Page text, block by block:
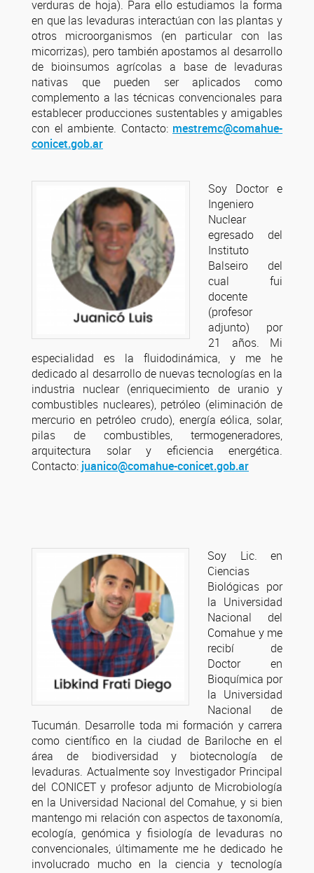
verduras de hoja). Para ello estudiamos la forma
en que las levaduras interactúan con las plantas y
otros microorganismos (en particular con las
micorrizas), pero también apostamos al desarrollo
de bioinsumos agrícolas a base de levaduras
nativas que pueden ser aplicados como
complemento a las técnicas convencionales para
establecer producciones sustentables y amigables
con el ambiente. Contacto: mestremc@comahue-
conicet.gob.ar
Soy Doctor e
Ingeniero
Nuclear
egresado del
Instituto
Balseiro del
cual fui
docente
(profesor
adjunto) por
21 años. Mi
especialidad es la fluidodinámica, y me he
dedicado al desarrollo de nuevas tecnologías en la
industria nuclear (enriquecimiento de uranio y
combustibles nucleares), petróleo (eliminación de
mercurio en petróleo crudo), energía eólica, solar,
pilas de combustibles, termogeneradores,
arquitectura solar y eficiencia energética.
Contacto: juanico@comahue-conicet.gob.ar
Soy Lic. en
Ciencias
Biológicas por
la Universidad
Nacional del
Comahue y me
recibí de
Doctor en
Bioquímica por
la Universidad
Nacional de
Tucumán. Desarrolle toda mi formación y carrera
como científico en la ciudad de Bariloche en el
área de biodiversidad y biotecnología de
levaduras. Actualmente soy Investigador Principal
del CONICET y profesor adjunto de Microbiología
en la Universidad Nacional del Comahue, y si bien
mantengo mi relación con aspectos de taxonomía,
ecología, genómica y fisiología de levaduras no
convencionales, últimamente me he dedicado he
involucrado mucho en la ciencia y tecnología